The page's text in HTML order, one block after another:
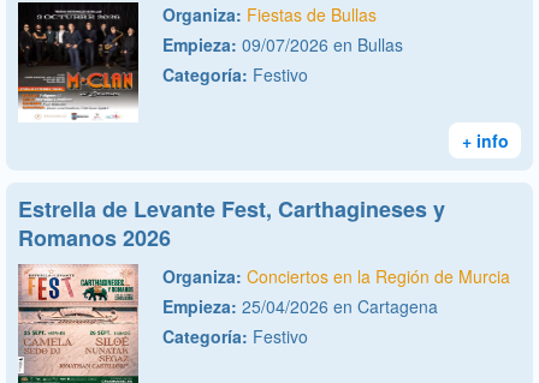
Organiza: Fiestas de Bullas
Empieza: 09/07/2026 en Bullas
Categoría: Festivo
+ info
Estrella de Levante Fest, Carthagineses y
Romanos 2026
Organiza: Conciertos en la Región de Murcia
Empieza: 25/04/2026 en Cartagena
Categoría: Festivo